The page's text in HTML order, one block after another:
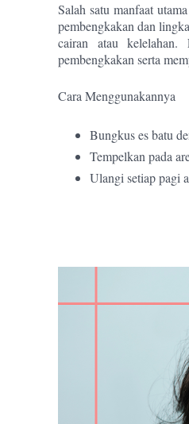
Salah satu manfaat
pembengkakan dan
cairan atau kelelahan.
pembengkakan serta
Cara Menggunakannya
Bungkus es batu
Tempelkan pada
Ulangi setiap pagi